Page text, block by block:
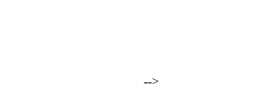
-->